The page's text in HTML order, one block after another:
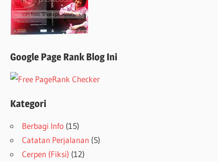
Google Page Rank Blog Ini
Kategori
Berbagi Info (15)
Catatan Perjalanan (5)
Cerpen (Fiksi) (12)